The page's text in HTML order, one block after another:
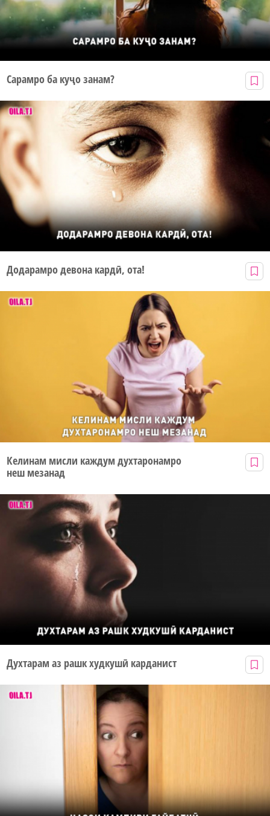
Сарамро ба куҷо занам?
Додарамро девона кардӣ, ота!
Келинам мисли каждум духтаронамро
неш мезанад
Духтарам аз рашк худкушӣ карданист